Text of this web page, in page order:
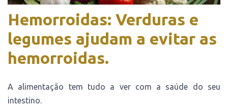
Hemorroidas: Verduras e
legumes ajudam a evitar as
hemorroidas.
A alimentação tem tudo a ver com a saúde do seu
intestino.